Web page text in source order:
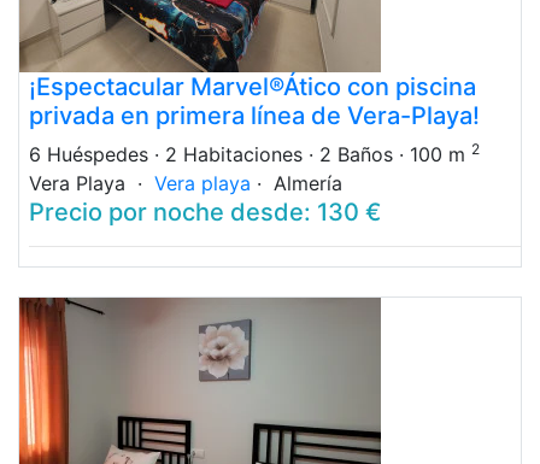
¡Espectacular Marvel®Ático con piscina
privada en primera línea de Vera-Playa!
6 Huéspedes · 2 Habitaciones · 2 Baños · 100 m 2
Vera Playa · Vera playa · Almería
Precio por noche desde: 130 €